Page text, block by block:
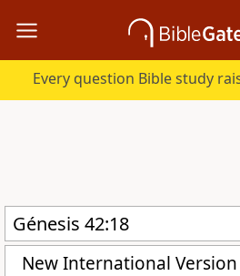
New International Version